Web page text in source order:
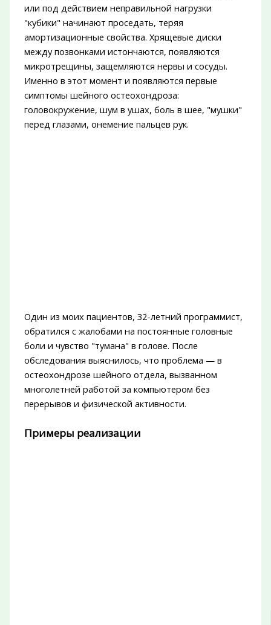
или под действием неправильной нагрузки
"кубики" начинают проседать, теряя
амортизационные свойства. Хрящевые диски
между позвонками истончаются, появляются
микротрещины, защемляются нервы и сосуды.
Именно в этот момент и появляются первые
симптомы шейного остеохондроза:
головокружение, шум в ушах, боль в шее, "мушки"
перед глазами, онемение пальцев рук.
Один из моих пациентов, 32-летний программист,
обратился с жалобами на постоянные головные
боли и чувство "тумана" в голове. После
обследования выяснилось, что проблема — в
остеохондрозе шейного отдела, вызванном
многолетней работой за компьютером без
перерывов и физической активности.
Примеры реализации